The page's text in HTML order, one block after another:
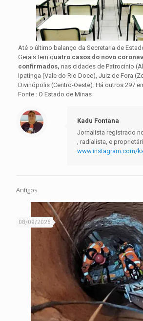
Até o último balanço da Secretaria de
Gerais tem quatro casos do novo
confirmados, nas cidades de Patrocínio
Ipatinga (Vale do Rio Doce), Juiz de Fora
Divinópolis (Centro-Oeste). Há outros 297
Fonte : O Estado de Minas
Kadu Fontana
Jornalista registrado
, radialista, e
www.instagram.com/
Antigos
08/09/2026